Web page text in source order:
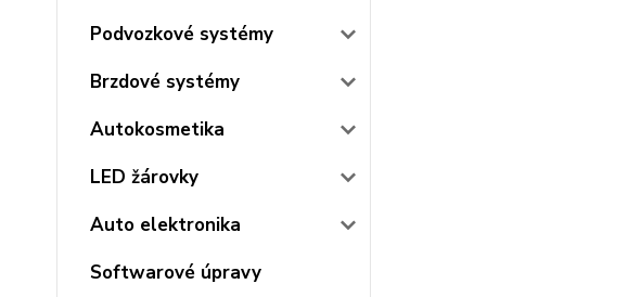
Podvozkové systémy
Brzdové systémy
Autokosmetika
LED žárovky
Auto elektronika
Softwarové úpravy